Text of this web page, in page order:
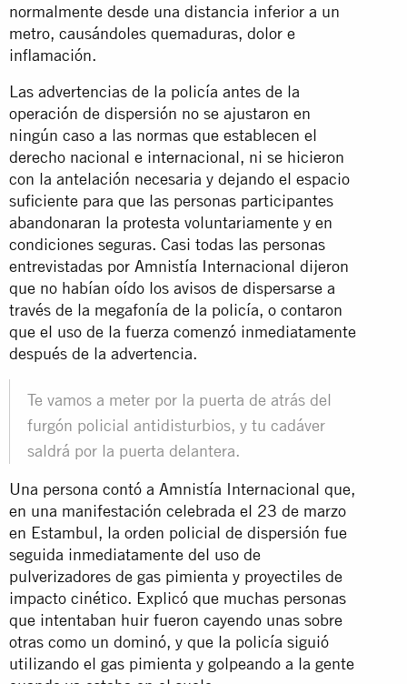
normalmente desde una distancia inferior a un
metro, causándoles quemaduras, dolor e
inflamación.
Las advertencias de la policía antes de la
operación de dispersión no se ajustaron en
ningún caso a las normas que establecen el
derecho nacional e internacional, ni se hicieron
con la antelación necesaria y dejando el espacio
suficiente para que las personas participantes
abandonaran la protesta voluntariamente y en
condiciones seguras. Casi todas las personas
entrevistadas por Amnistía Internacional dijeron
que no habían oído los avisos de dispersarse a
través de la megafonía de la policía, o contaron
que el uso de la fuerza comenzó inmediatamente
después de la advertencia.
Te vamos a meter por la puerta de atrás del
furgón policial antidisturbios, y tu cadáver
saldrá por la puerta delantera.
Una persona contó a Amnistía Internacional que,
en una manifestación celebrada el 23 de marzo
en Estambul, la orden policial de dispersión fue
seguida inmediatamente del uso de
pulverizadores de gas pimienta y proyectiles de
impacto cinético. Explicó que muchas personas
que intentaban huir fueron cayendo unas sobre
otras como un dominó, y que la policía siguió
utilizando el gas pimienta y golpeando a la gente